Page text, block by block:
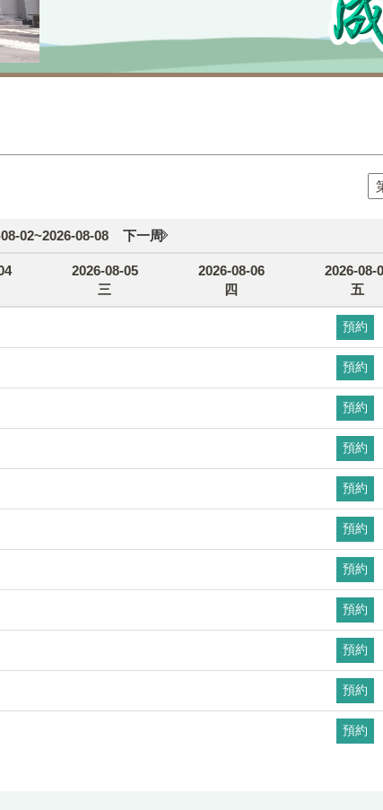
02~2026-08-08 下一周
2026-08-05
三
2026-08-06
四
2026-08-
五